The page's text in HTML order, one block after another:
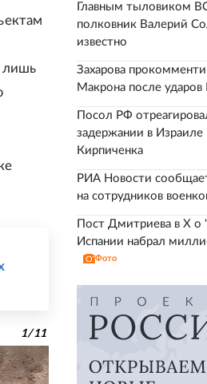
лишь
1/11
Главным тыловиком
полковник Валерий
известно
Захарова
Макрона после
Посол РФ
задержании в Израиле
Кирпиченка
РИА Новости
на сотрудников
Пост Дмитриева в X о
Испании набрал
Фото